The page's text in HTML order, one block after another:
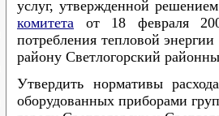
услуг, утвержденной
комитета от 18 февраля
потребления тепловой
району Светлогорский
Утвердить нормативы
оборудованных приборами